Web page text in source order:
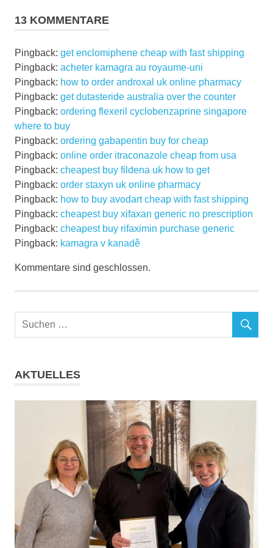
13 KOMMENTARE
Pingback: get enclomiphene cheap with fast shipping
Pingback: acheter kamagra au royaume-uni
Pingback: how to order androxal uk online pharmacy
Pingback: get dutasteride australia over the counter
Pingback: ordering flexeril cyclobenzaprine singapore
where to buy
Pingback: ordering gabapentin buy for cheap
Pingback: online order itraconazole cheap from usa
Pingback: cheapest buy fildena uk how to get
Pingback: order staxyn uk online pharmacy
Pingback: how to buy avodart cheap with fast shipping
Pingback: cheapest buy xifaxan generic no prescription
Pingback: cheapest buy rifaximin purchase generic
Pingback: kamagra v kanadě
Kommentare sind geschlossen.
AKTUELLES